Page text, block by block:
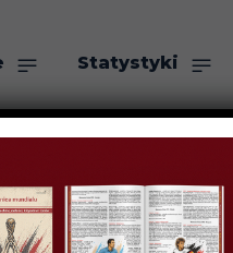
Statystyki